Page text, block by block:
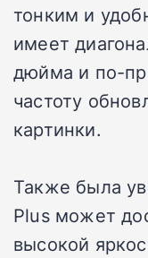
тонким и
имеет
дюйма и по-
частоту
картинки.
Также была
Plus может
высокой